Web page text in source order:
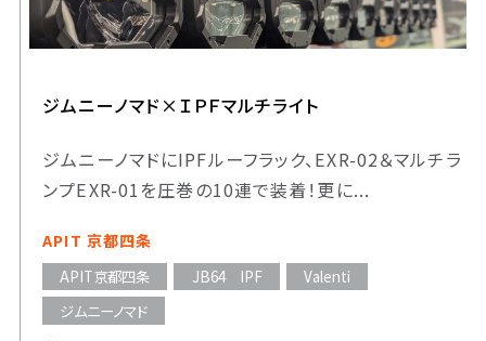
ジムニーノマド×ＩＰＦマルチライト
ジムニーノマドにIPFルーフラック、EXR-02＆マルチラ
ンプEXR-01を圧巻の10連で装着！更に...
APIT 京都四条
APIT京都四条
JB64 IPF
Valenti
ジムニーノマド